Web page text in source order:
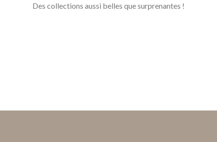
Des collections aussi belles que surprenantes !